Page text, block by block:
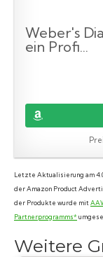
Weber's
ein Profi...
Letzte Aktualisierung am
der Amazon Product
der Produkte wurde mit
Partnerprogramms*
Weitere